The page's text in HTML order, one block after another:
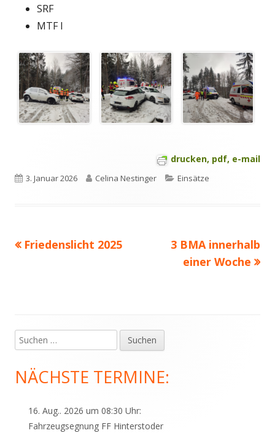
SRF
MTF I
drucken, pdf, e-mail
Veröffentlicht
3. Januar 2026 Autor
Celina Nestinger Kategorien
Einsätze
Beitragsnavigation
Vorheriger
Friedenslicht 2025
Nächster
Beitrag
3 BMA innerhalb
einer Woche
Haupt-
Seitenleiste
Suchen
nach:
NÄCHSTE TERMINE:
16. Aug.. 2026 um 08:30 Uhr:
Fahrzeugsegnung FF Hinterstoder